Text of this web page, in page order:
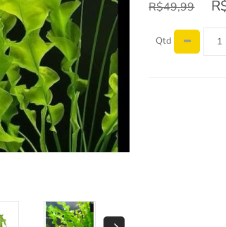
R$49,99
Qtd